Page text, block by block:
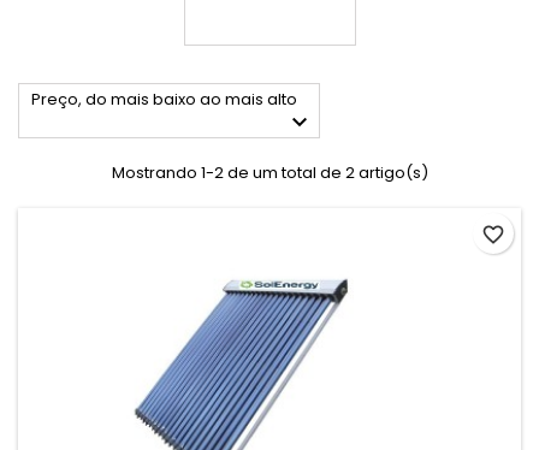
Preço, do mais baixo ao mais alto

Mostrando 1-2 de um total de 2 artigo(s)
favorite_border